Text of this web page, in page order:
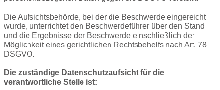
Die Aufsichtsbehörde, bei der die Beschwerde eingereicht
wurde, unterrichtet den Beschwerdeführer über den Stand
und die Ergebnisse der Beschwerde einschließlich der
Möglichkeit eines gerichtlichen Rechtsbehelfs nach Art. 78
DSGVO.
Die zuständige Datenschutzaufsicht für die
verantwortliche Stelle ist: